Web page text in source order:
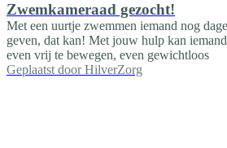
Zwemkameraad gezocht!
Met een uurtje zwemmen iemand nog
geven, dat kan! Met jouw hulp kan
even vrij te bewegen, even gewichtloos
Geplaatst door HilverZorg